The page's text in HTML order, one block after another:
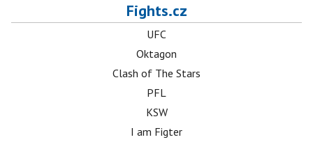
Fights.cz
UFC
Oktagon
Clash of The Stars
PFL
KSW
I am Figter